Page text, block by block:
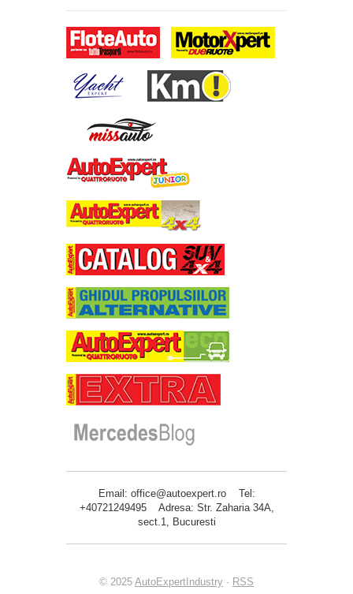
Email: office@autoexpert.ro Tel:
+40721249495 Adresa: Str. Zaharia 34A,
sect.1, Bucuresti
© 2025 AutoExpertIndustry · RSS